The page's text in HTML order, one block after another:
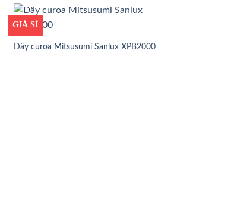
GIÁ TỐT
GIÁ SỈ
Dây curoa Mitsusumi Sanlux XPB2000